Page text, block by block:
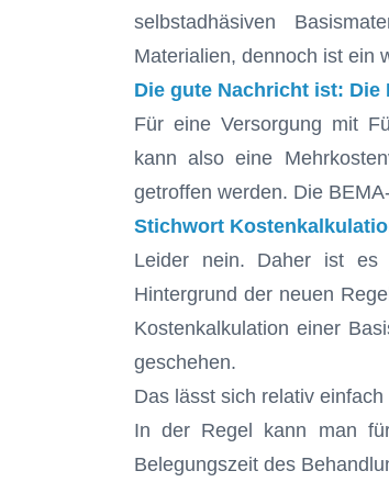
selbstadhäsiven
Materialien, dennoch ist ein
Die gute Nachricht ist:
Für eine Versorgung mit
kann also eine
getroffen werden. Die
Stichwort
Leider nein. Daher ist
Hintergrund der neuen
Kostenkalkulation einer
geschehen.
Das lässt sich relativ
In der Regel kann man
Belegungszeit des